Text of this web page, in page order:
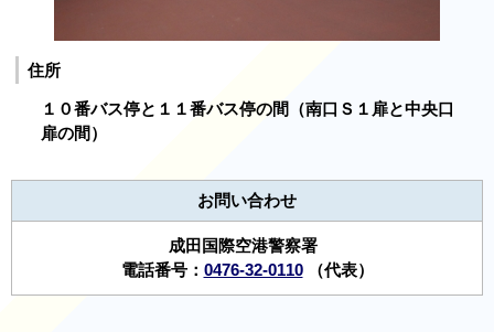
住所
１０番バス停と１１番バス停の間（南口Ｓ１扉と中央口
扉の間）
お問い合わせ
成田国際空港警察署
電話番号： 0476-32-0110（代表）